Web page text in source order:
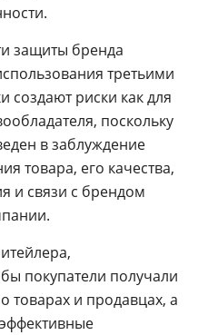
защиты бренда
третьими
риски как для
поскольку
в заблуждение
товара, его качества,
и связи с брендом
покупатели получали
и продавцах, а